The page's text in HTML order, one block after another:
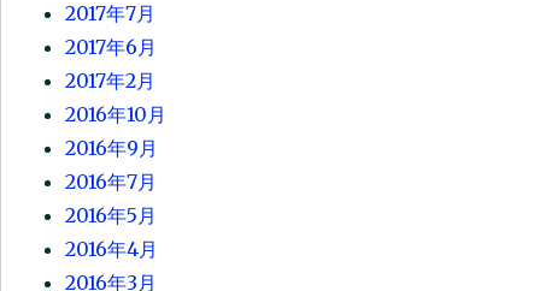
2017年7月
2017年6月
2017年2月
2016年10月
2016年9月
2016年7月
2016年5月
2016年4月
2016年3月